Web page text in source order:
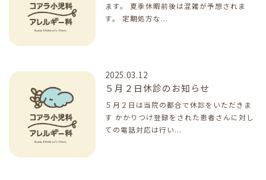
ます。 夏季休暇前後は混雑が予想されま
す。 定期処方な...
2025.03.12
５月２日休診のお知らせ
５月２日は当院の都合で休診をいただきま
す かかりつけ登録をされた患者さんに対し
ての電話対応は行い...